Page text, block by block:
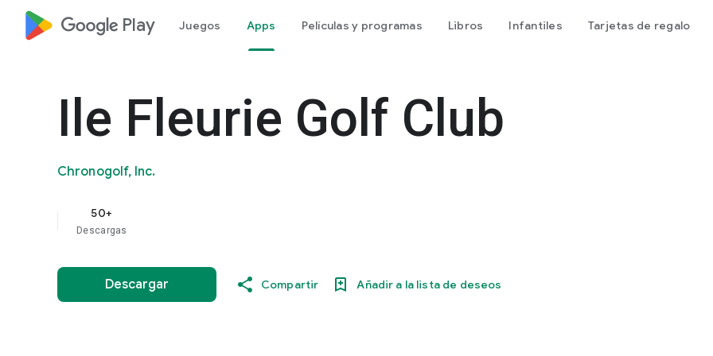
google_logo Play Juegos Apps Películas y programas Libros Infantiles Tarjetas de regalo
Ile Fleurie Golf Club
Chronogolf, Inc.
50+
Descargas
Descargar Compartir Añadir a la lista de deseos